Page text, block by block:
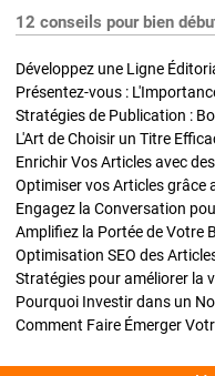
12 conseils pour bien
Développez une Ligne
Présentez-vous :
L'Art de Choisir un Titre
Optimiser vos Articles grâce
Engagez la Conversation
Amplifiez la Portée de Votre